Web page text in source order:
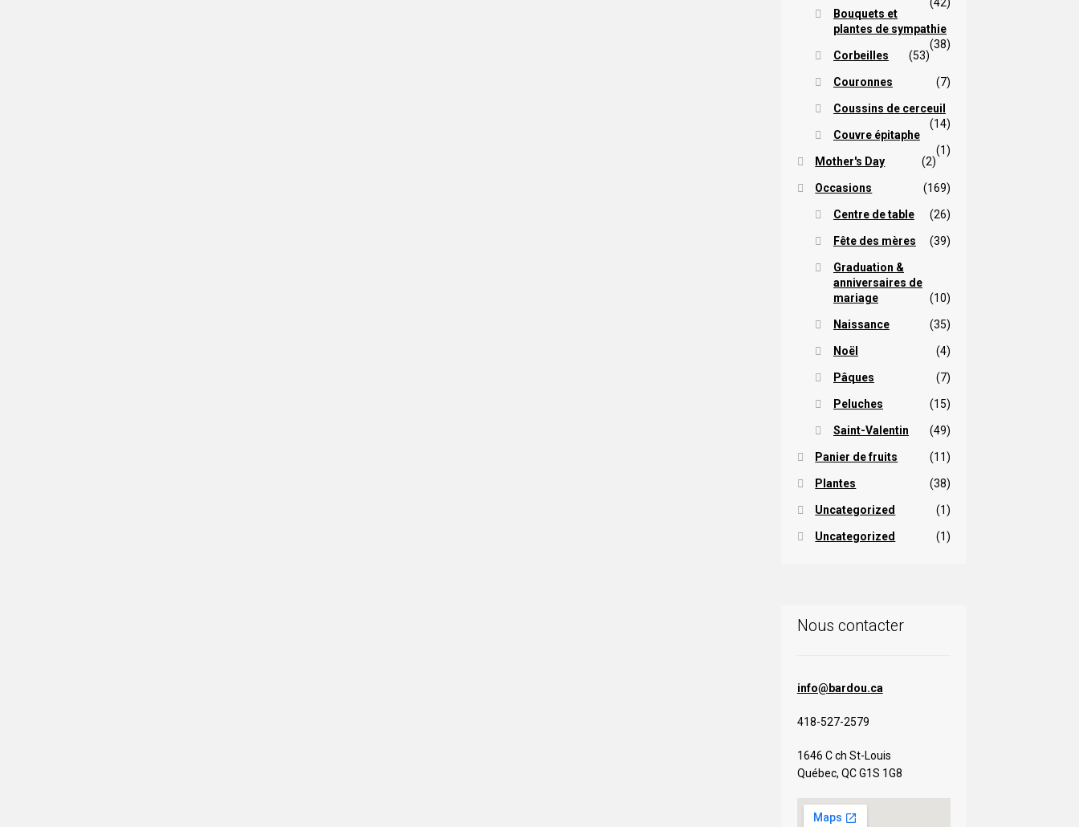
Bouquets et
plantes de sympathie
(38)
Corbeilles
(53)
Couronnes (7)
Coussins de cerceuil
(14)
Couvre épitaphe
(1)
Mother's Day
(2)
Occasions (169)
Centre de table (26)
Fête des mères (39)
Graduation &
anniversaires de
mariage
(10)
Naissance (35)
Noël (4)
Pâques (7)
Peluches (15)
Saint-Valentin (49)
Panier de fruits (11)
Plantes (38)
Uncategorized (1)
Uncategorized (1)
Nous contacter
info@bardou.ca
418-527-2579
1646 C ch St-Louis
Québec, QC G1S 1G8